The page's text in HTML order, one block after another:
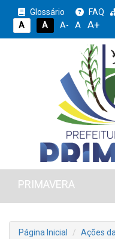
Glossário FAQ
A
A A- A A+
PRIMAVERA
Página Inicial
Ações